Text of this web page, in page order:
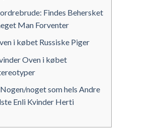
Findes Behersket
Man Forventer
i købet Russiske Piger
Oven i købet
noget som hels Andre
Enli Kvinder Herti